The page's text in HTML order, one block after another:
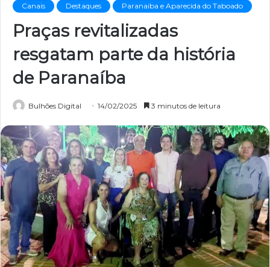
Canais Destaques Paranaiba e Aparecida do Taboado
Praças revitalizadas
resgatam parte da história
de Paranaíba
Bulhões Digital 14/02/2025 3 minutos de leitura